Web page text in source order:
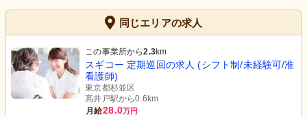
同じエリアの求人
この事業所から2.3km
スギコー 定期巡回の求人 (シフト制/未経験可/准
看護師)
東京都杉並区
高井戸駅から0.6km
月給28.0万円